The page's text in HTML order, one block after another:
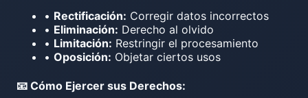
• Rectificación: Corregir datos incorrectos
• Eliminación: Derecho al olvido
• Limitación: Restringir el procesamiento
• Oposición: Objetar ciertos usos
📧 Cómo Ejercer sus Derechos: